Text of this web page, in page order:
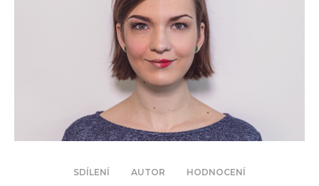
SDÍLENÍ AUTOR HODNOCENÍ